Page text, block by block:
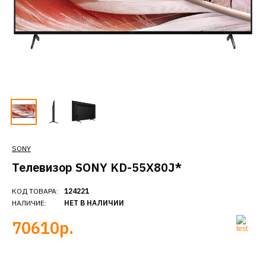
SONY
Телевизор SONY KD-55X80J*
КОД ТОВАРА:
НАЛИЧИЕ:
124221
НЕТ В НАЛИЧИИ
70610р.